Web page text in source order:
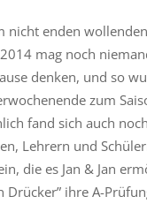
nicht enden wollenden
mag noch
denken, und so
zum
fand sich auch
Lehrern und
die es Jan & Jan
Drücker” ihre A-